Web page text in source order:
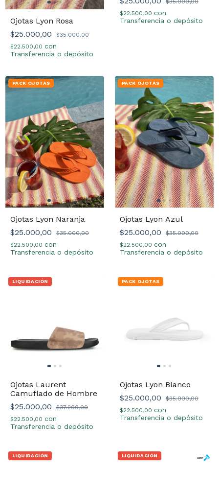
Ojotas Lyon Rosa
$25.000,00
$35.000,00
$22.500,00 con
Transferencia o depósito
$35.000,00
$22.500,00 con
Transferencia o depósito
PACK OJOTAS
Ojotas Lyon Naranja
$25.000,00
$35.000,00
$22.500,00 con
Transferencia o depósito
PACK OJOTAS
Ojotas Lyon Azul
$25.000,00
$35.000,00
$22.500,00 con
Transferencia o depósito
LIQUIDACIÓN
Ojotas Laurent
Camuflado de Hombre
$25.000,00
$37.200,00
$22.500,00 con
Transferencia o depósito
PACK OJOTAS
Ojotas Lyon Blanco
$25.000,00
$35.000,00
$22.500,00 con
Transferencia o depósito
LIQUIDACIÓN LIQUIDACIÓN